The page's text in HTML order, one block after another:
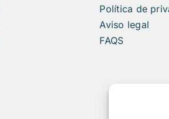
Política de
Aviso legal
FAQS